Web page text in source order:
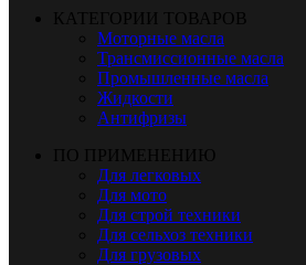
КАТЕГОРИИ ТОВАРОВ
Моторные масла
Трансмиссионные масла
Промышленные масла
Жидкости
Антифризы
ПО ПРИМЕНЕНИЮ
Для легковых
Для мото
Для строй техники
Для сельхоз техники
Для грузовых